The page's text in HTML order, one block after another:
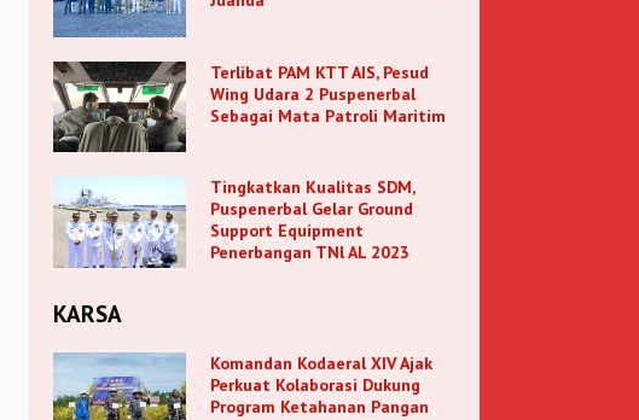
Terlibat PAM KTT AIS, Pesud
Wing Udara 2 Puspenerbal
Sebagai Mata Patroli Maritim
Tingkatkan Kualitas SDM,
Puspenerbal Gelar Ground
Support Equipment
Penerbangan TNl AL 2023
KARSA
Komandan Kodaeral XIV Ajak
Perkuat Kolaborasi Dukung
Program Ketahanan Pangan